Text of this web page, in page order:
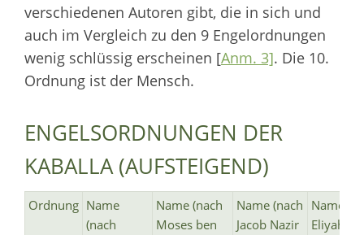
verschiedenen Autoren gibt, die in sich und
auch im Vergleich zu den 9 Engelordnungen
wenig schlüssig erscheinen [Anm. 3]. Die 10.
Ordnung ist der Mensch.
ENGELSORDNUNGEN DER
KABALLA (AUFSTEIGEND)
Ordnung Name
(nach
Name (nach
Moses ben
Name (nach
Jacob Nazir
Name
Eliyahu